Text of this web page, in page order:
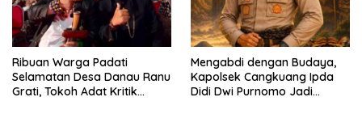
Ribuan Warga Padati
Selamatan Desa Danau Ranu
Grati, Tokoh Adat Kritik
Mengabdi dengan Budaya,
Kapolsek Cangkuang Ipda
Didi Dwi Purnomo Jadi